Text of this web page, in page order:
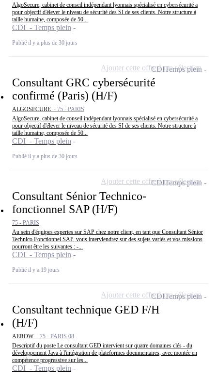
AlgoSecure, cabinet de conseil indépendant lyonnais spécialisé en cybersécurité a
pour objectif d'élever le niveau de sécurité des SI de ses clients. Notre structure à
taille humaine, composée de 50...
CDI - Temps plein
Publié il y a plus de 30 jours
Consultant GRC cybersécurité
confirmé (Paris) (H/F)
ALGOSECURE - 75 - PARIS
AlgoSecure, cabinet de conseil indépendant lyonnais spécialisé en cybersécurité a
pour objectif d'élever le niveau de sécurité des SI de ses clients. Notre structure à
taille humaine, composée de 50...
CDI - Temps plein
Publié il y a plus de 30 jours
CDITemps plein
Ajouter cette offre à ma sélection
Consultant Sénior Technico-
fonctionnel SAP (H/F)
75 - PARIS
Au sein d'équipes expertes sur SAP chez notre client, en tant que Consultant Sénior
Technico Fonctionnel SAP, vous interviendrez sur des sujets variés et vos missions
pourront être les suivantes : -...
CDI - Temps plein
Publié il y a 19 jours
CDITemps plein
Ajouter cette offre à ma sélection
Consultant technique GED F/H
(H/F)
AEROW - 75 - PARIS 08
Descriptif du poste Le consultant GED intervient sur quatre domaines clés - du
développement Java à l'intégration de plateformes documentaires, avec montée en
compétence progressive sur les...
CDI - Temps plein
CDITemps plein
Ajouter cette offre à ma sélection